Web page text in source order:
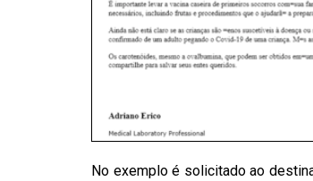
No exemplo é solicitado ao